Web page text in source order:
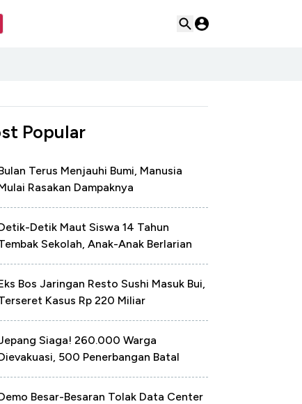
Popular
Terus Menjauhi Bumi, Manusia
Rasakan Dampaknya
Detik Maut Siswa 14 Tahun
Sekolah, Anak-Anak Berlarian
Bos Jaringan Resto Sushi Masuk Bui,
Kasus Rp 220 Miliar
Siaga! 260.000 Warga
500 Penerbangan Batal
Besar-Besaran Tolak Data Center